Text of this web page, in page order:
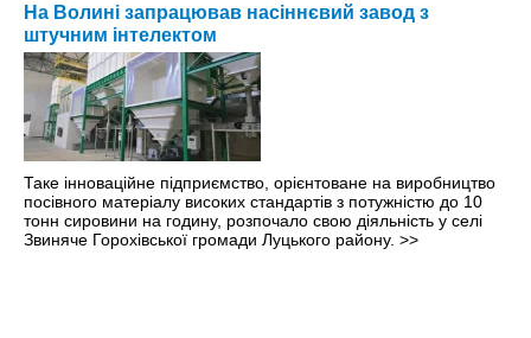
На Волині запрацював насіннєвий завод з
штучним інтелектом
Таке інноваційне підприємство, орієнтоване на виробництво
посівного матеріалу високих стандартів з потужністю до 10
тонн сировини на годину, розпочало свою діяльність у селі
Звиняче Горохівської громади Луцького району. >>